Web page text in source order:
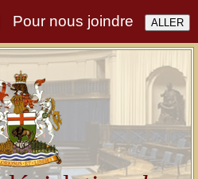
Pour nous joindre